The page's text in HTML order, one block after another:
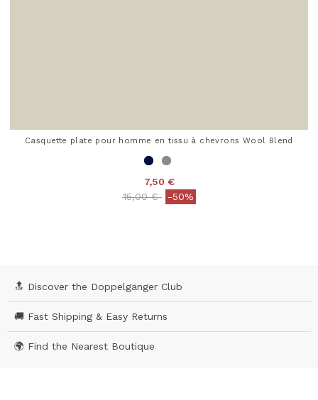
Casquette plate pour homme en tissu à chevrons Wool Blend
7,50 €
Price reduced from
15,00 €to-50%
🔝 Discover the Doppelgänger Club
🚚 Fast Shipping & Easy Returns
🌍 Find the Nearest Boutique